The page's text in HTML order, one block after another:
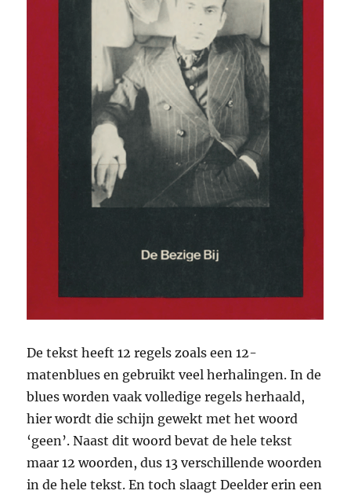
De tekst heeft 12 regels zoals een 12-
matenblues en gebruikt veel herhalingen. In de
blues worden vaak volledige regels herhaald,
hier wordt die schijn gewekt met het woord
‘geen’. Naast dit woord bevat de hele tekst
maar 12 woorden, dus 13 verschillende woorden
in de hele tekst. En toch slaagt Deelder erin een